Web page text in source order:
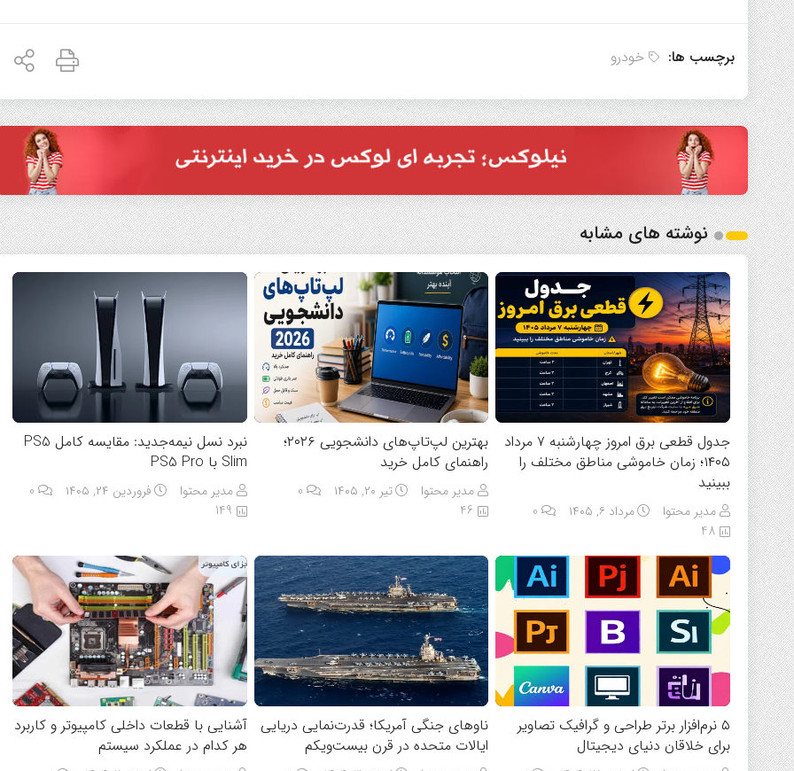
برچسب ها: خودرو
نوشته های مشابه
جدول قطعی برق امروز چهارشنبه ۷ مرداد
۱۴۰۵؛ زمان خاموشی مناطق مختلف را
ببینید
مدیر محتوا مرداد ۶, ۱۴۰۵
48
بهترین لپ‌تاپ‌های دانشجویی ۲۰۲۶؛
راهنمای کامل خرید
مدیر محتوا تیر ۲۰, ۱۴۰۵
0
46
نبرد نسل نیمه‌جدید: مقایسه کامل PS5
Slim با PS5 Pro
مدیر محتوا فروردین ۲۴, ۱۴۰۵
149
۵ نرم‌افزار برتر طراحی و گرافیک تصاویر
برای خلاقان دنیای دیجیتال
ناوهای جنگی آمریکا؛ قدرت‌نمایی دریایی
ایالات متحده در قرن بیست‌ویکم
آشنایی با قطعات داخلی کامپیوتر و کاربرد
هر کدام در عملکرد سیستم